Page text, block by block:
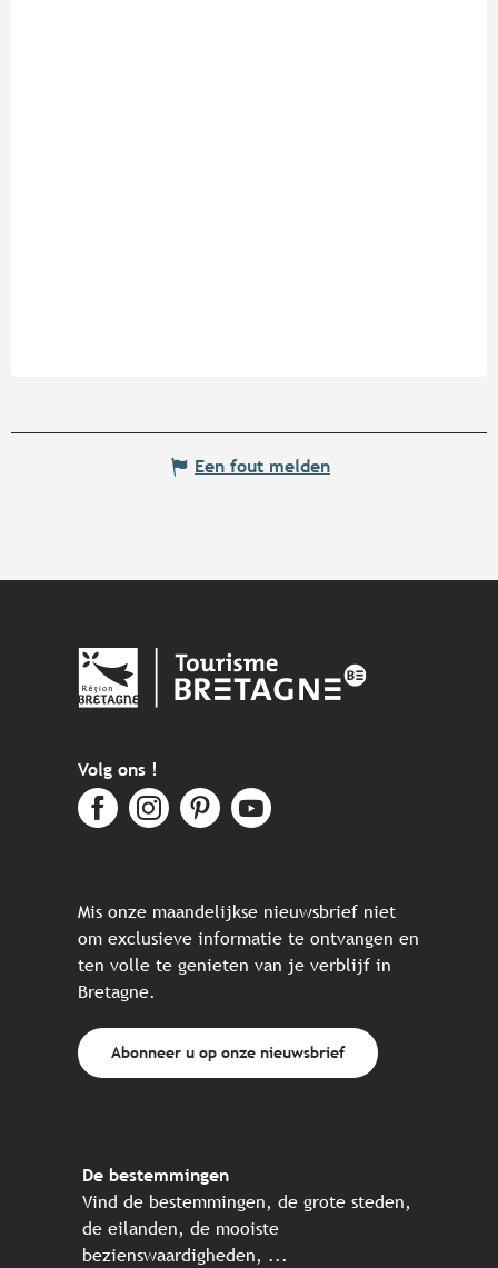
Een fout melden
Volg ons !
Mis onze maandelijkse nieuwsbrief niet
om exclusieve informatie te ontvangen en
ten volle te genieten van je verblijf in
Bretagne.
Abonneer u op onze nieuwsbrief
De bestemmingen
Vind de bestemmingen, de grote steden,
de eilanden, de mooiste
bezienswaardigheden, ...